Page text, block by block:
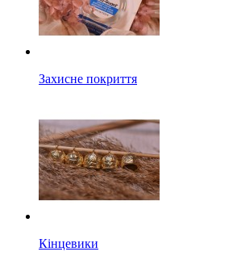
Захисне покриття
Кінцевики